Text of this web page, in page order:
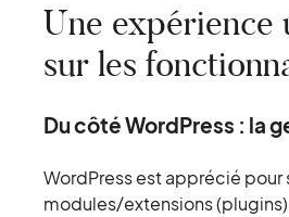
Une expérience
sur les
Du côté WordPress : la
WordPress est apprécié
modules/extensions